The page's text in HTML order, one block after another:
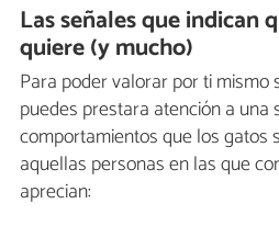
Las señales que indican
quiere (y mucho)
Para poder valorar por ti mismo
puedes prestara atención a una
comportamientos que los gatos
aquellas personas en las que
aprecian: